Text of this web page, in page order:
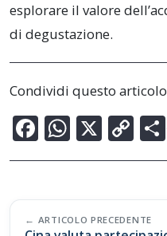
esplorare il valore
di degustazione.
Condividi questo
F
ac
b
W
h
s
X C
o
y
PostARTICOLO PRECEDENTE